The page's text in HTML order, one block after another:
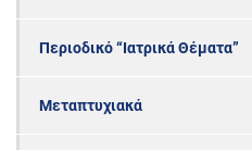
Περιοδικό “Ιατρικά Θέματα”
Μεταπτυχιακά